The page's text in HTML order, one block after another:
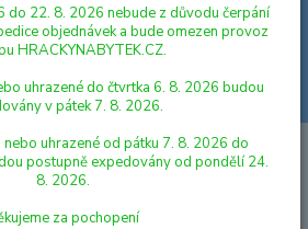
Menu
Hledat
JÍDELNÍ ŽIDLIČKY
do 22. 8. 2026 nebude z důvodu čerpání
objednávek a bude omezen provoz
HRACKYNABYTEK.CZ.
uhrazené do čtvrtka 6. 8. 2026 budou
v pátek 7. 8. 2026.
uhrazené od pátku 7. 8. 2026 do
postupně expedovány od pondělí 24.
8. 2026.
za pochopení